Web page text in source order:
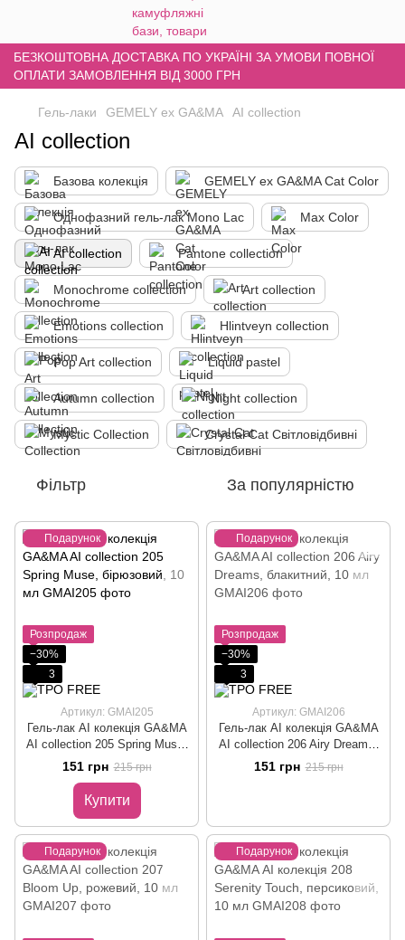
БЕЗКОШТОВНА ДОСТАВКА ПО УКРАЇНІ ЗА УМОВИ ПОВНОЇ
ОПЛАТИ ЗАМОВЛЕННЯ ВІД 3000 ГРН
Гель-лаки GEMELY ex GA&MA AI collection
AI collection
Базова колекція GEMELY ex GA&MA Cat Color
Однофазний гель-лак Mono Lac Max Color
AI collection Pantone collection
Monochrome collection Art collection
Emotions collection Hlintveyn collection
Pop Art collection Liquid pastel
Autumn collection Night collection
Mystic Collection Crystal Cat Світловідбивні
Фільтр За популярністю
Подарунок
Розпродаж
−30%
3
Артикул: GMAI205
Гель-лак AI колекція GA&MA
AI collection 205 Spring Muse,
бірюзовий, 10 мл
151 грн 215 грн
Купити
Подарунок
Розпродаж
−30%
3
Артикул: GMAI206
Гель-лак АІ колекція GA&MA
AI collection 206 Airy Dreams,
блакитний, 10 мл
151 грн 215 грн
Подарунок Подарунок